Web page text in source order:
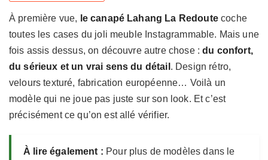
À première vue, le canapé Lahang La Redoutecoche
toutes les cases du joli meuble Instagrammable. Mais une
fois assis dessus, on découvre autre chose :du confort,
du sérieux et un vrai sens du détail . Design rétro,
velours texturé, fabrication européenne… Voilà un
modèle qui ne joue pas juste sur son look. Et c’est
précisément ce qu’on est allé vérifier.
À lire également : Pour plus de modèles dans le